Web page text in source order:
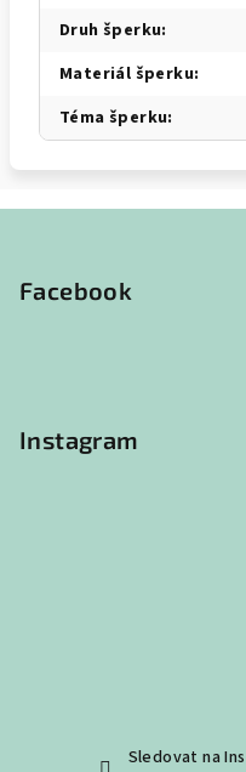
Druh šperku:
Materiál šperku:
Téma šperku:
Facebook
Instagram
Sledovat na